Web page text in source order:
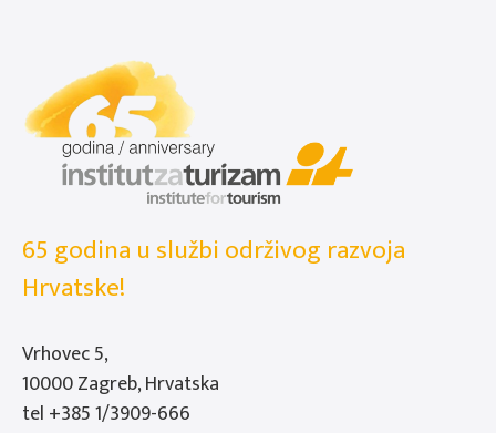
65 godina u službi održivog razvoja
Hrvatske!
Vrhovec 5,
10000 Zagreb, Hrvatska
tel +385 1/3909-666